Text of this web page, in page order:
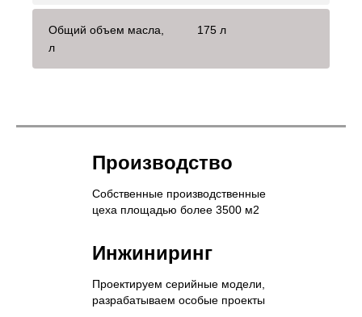
Общий объем масла,
л
175 л
Производство
Собственные производственные
цеха площадью более 3500 м2
Инжиниринг
Проектируем серийные модели,
разрабатываем особые проекты